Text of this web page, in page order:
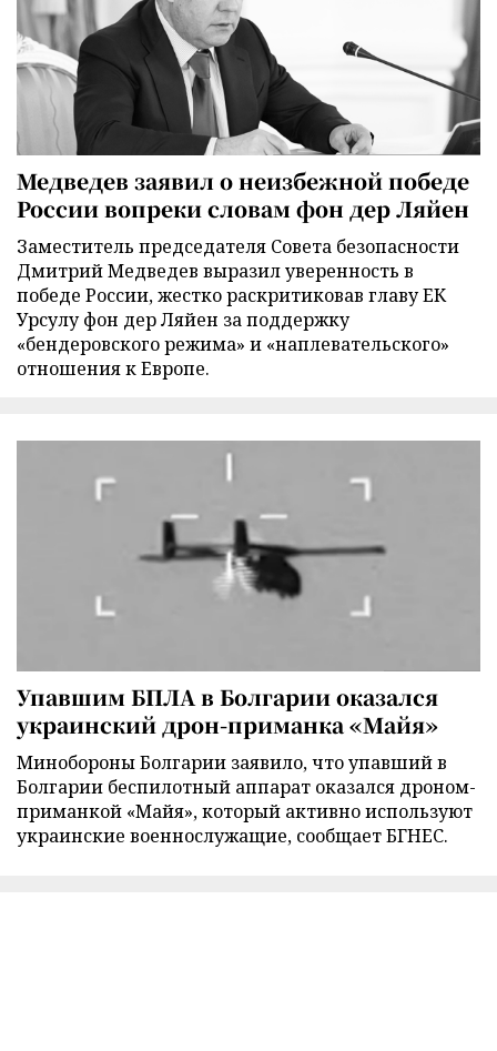
Медведев заявил о неизбежной победе
России вопреки словам фон дер Ляйен
Заместитель председателя Совета безопасности
Дмитрий Медведев выразил уверенность в
победе России, жестко раскритиковав главу ЕК
Урсулу фон дер Ляйен за поддержку
«бендеровского режима» и «наплевательского»
отношения к Европе.
Упавшим БПЛА в Болгарии оказался
украинский дрон-приманка «Майя»
Минобороны Болгарии заявило, что упавший в
Болгарии беспилотный аппарат оказался дроном-
приманкой «Майя», который активно используют
украинские военнослужащие, сообщает БГНЕС.